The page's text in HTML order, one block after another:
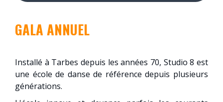
GALA ANNUEL
Installé à Tarbes depuis les années 70, Studio 8 est
une école de danse de référence depuis plusieurs
générations.